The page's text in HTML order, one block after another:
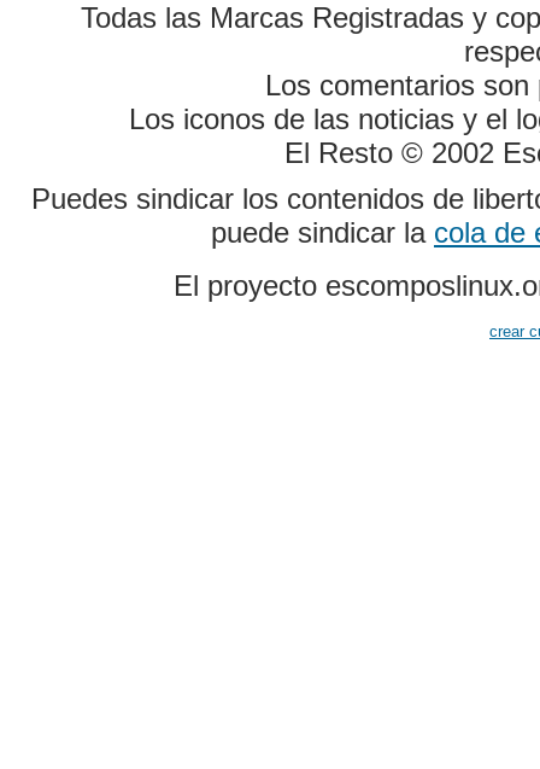
Todas las Marcas Registradas y
Los comentarios
Los iconos de las noticias y el
El Resto © 2002
Puedes sindicar los contenidos de
puede sindicar la cola de
El proyecto
crear